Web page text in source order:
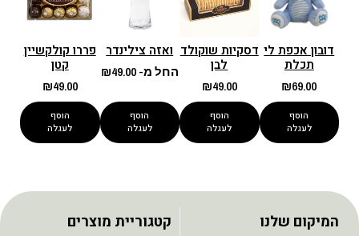
דובון אכפת לי
תכלת
₪69.00
הוסף
לעגלה
דסקיות שוקולד
לבן
₪49.00
הוסף
לעגלה
ואזה צילינדר
החל מ- ₪49.00
הוסף
לעגלה
פררו קולקשיין
קטן
₪49.00
הוסף
לעגלה
המיקום שלנו קטגוריית מוצרים